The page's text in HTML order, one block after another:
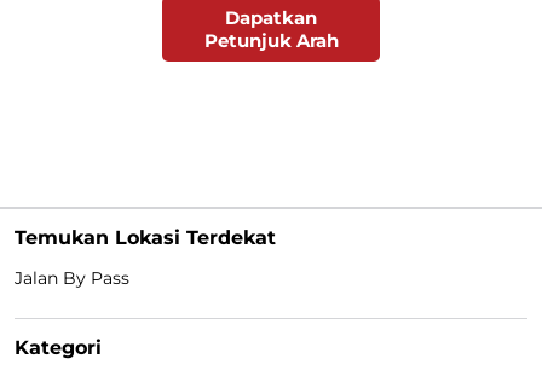
Dapatkan
Petunjuk Arah
Temukan Lokasi Terdekat
Jalan By Pass
Kategori